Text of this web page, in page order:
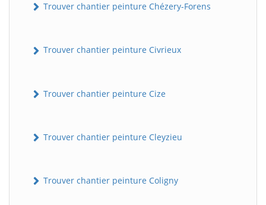
Trouver chantier peinture Chézery-Forens
Trouver chantier peinture Civrieux
Trouver chantier peinture Cize
Trouver chantier peinture Cleyzieu
Trouver chantier peinture Coligny
Assistant en ligne